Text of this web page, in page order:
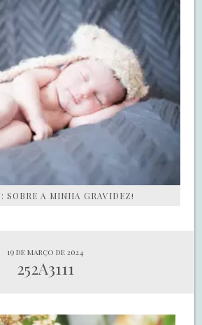
SOBRE A MINHA GRAVIDEZ!
19 de março de 2024
252A3111